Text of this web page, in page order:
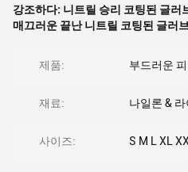
강조하다: 니트릴 승리 코팅된 글러
매끄러운 끝난 니트릴 코팅된 글러
제품: 부드러운
재료: 나일론 &
사이즈: S M L XL